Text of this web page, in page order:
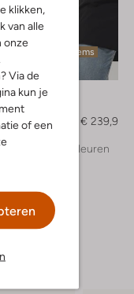
klikken,
van alle
onze
Via de
kun je
of een
Laatste items
Elvine
€ 299,95
€ 239,99
+ meer kleuren